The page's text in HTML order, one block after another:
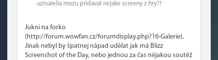
uzivatelia mozu pridavat nejake screeny z hry??
Jukni na forko
(http://forum.wowfan.cz/forumdisplay.php?16-Galerie).
Jinak nebyl by špatnej nápad udělat jak má Blizz
Screenshot of the Day, nebo jednou za čas nějakou soutěž